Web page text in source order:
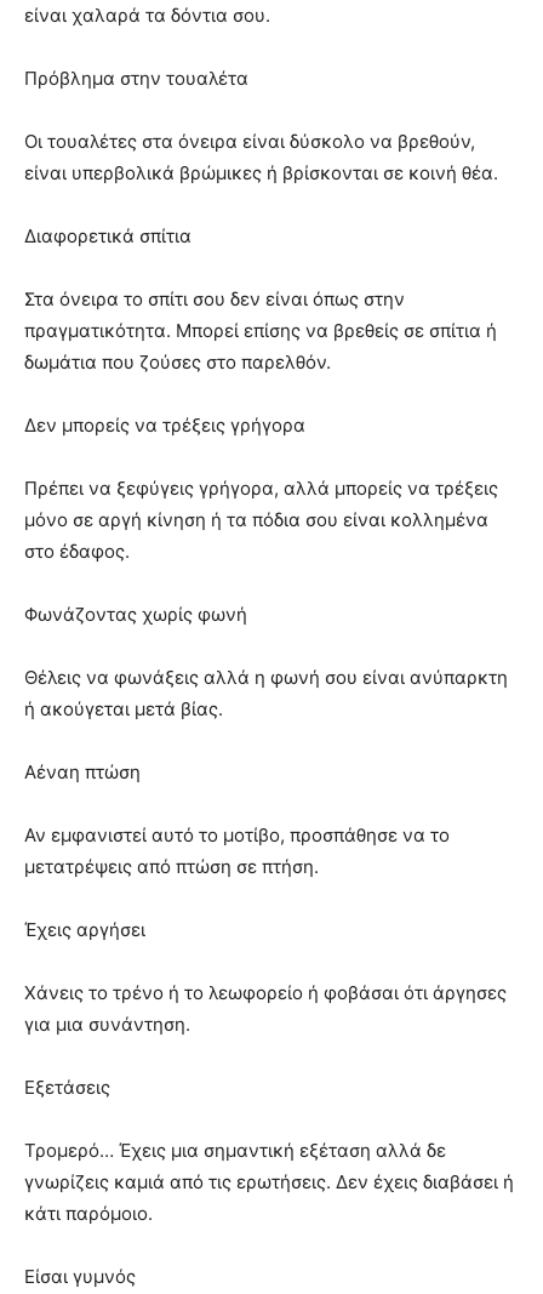
είναι χαλαρά τα δόντια σου.
Πρόβλημα στην τουαλέτα
Οι τουαλέτες στα όνειρα είναι δύσκολο να βρεθούν,
είναι υπερβολικά βρώμικες ή βρίσκονται σε κοινή θέα.
Διαφορετικά σπίτια
Στα όνειρα το σπίτι σου δεν είναι όπως στην
πραγματικότητα. Μπορεί επίσης να βρεθείς σε σπίτια ή
δωμάτια που ζούσες στο παρελθόν.
Δεν μπορείς να τρέξεις γρήγορα
Πρέπει να ξεφύγεις γρήγορα, αλλά μπορείς να τρέξεις
μόνο σε αργή κίνηση ή τα πόδια σου είναι κολλημένα
στο έδαφος.
Φωνάζοντας χωρίς φωνή
Θέλεις να φωνάξεις αλλά η φωνή σου είναι ανύπαρκτη
ή ακούγεται μετά βίας.
Αέναη πτώση
Αν εμφανιστεί αυτό το μοτίβο, προσπάθησε να το
μετατρέψεις από πτώση σε πτήση.
Έχεις αργήσει
Χάνεις το τρένο ή το λεωφορείο ή φοβάσαι ότι άργησες
για μια συνάντηση.
Εξετάσεις
Τρομερό… Έχεις μια σημαντική εξέταση αλλά δε
γνωρίζεις καμιά από τις ερωτήσεις. Δεν έχεις διαβάσει ή
κάτι παρόμοιο.
Είσαι γυμνός